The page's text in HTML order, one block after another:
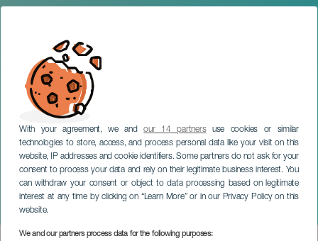
With your agreement, we andour 14 partnersuse cookies or similar
technologies to store, access, and process personal data like your visit on this
website, IP addresses and cookie identifiers. Some partners do not ask for your
consent to process your data and rely on their legitimate business interest. You
can withdraw your consent or object to data processing based on legitimate
interest at any time by clicking on “Learn More” or in our Privacy Policy on this
website.
We and our partners process data for the following purposes:
Se sedmi zelenými hvězdami
LANZAROTE